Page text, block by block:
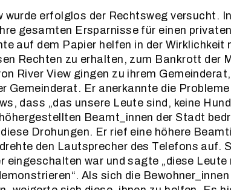
wurde erfolglos der Rechtsweg versucht.
gesamten Ersparnisse für einen
auf dem Papier helfen in der Wirklichkeit
Rechten zu erhalten, zum Bankrott der
River View gingen zu ihrem
Gemeinderat. Er anerkannte die
dass „das unsere Leute sind, keine
Beamt_innen der Stadt
Drohungen. Er rief eine höhere
den Lautsprecher des Telefons auf.
eingeschalten war und sagte „diese Leute
Als sich die